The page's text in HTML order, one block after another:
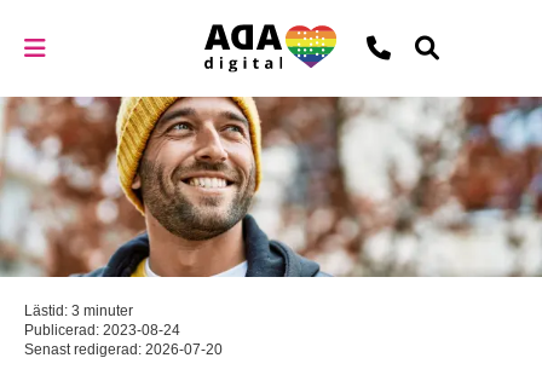
Lästid: 3 minuter
Publicerad: 2023-08-24
Senast redigerad: 2026-07-20